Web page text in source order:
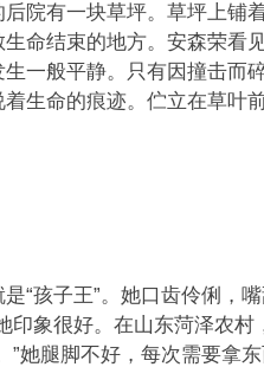
院有一块草坪。草坪上铺
命结束的地方。安森荣看
一般平静。只有因撞击而
生命的痕迹。伫立在草叶
“孩子王”。她口齿伶俐，
印象很好。在山东菏泽农村
”她腿脚不好，每次需要拿